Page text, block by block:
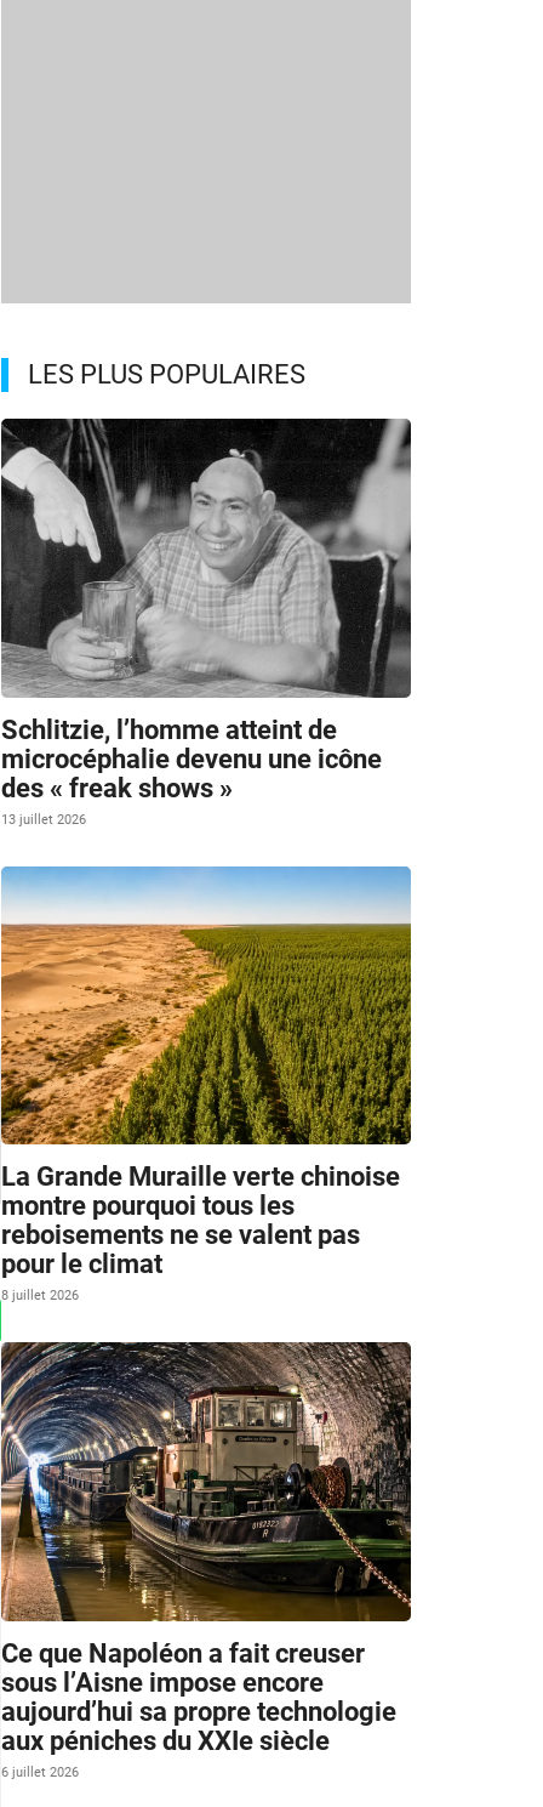
LES PLUS POPULAIRES
Schlitzie, l’homme atteint de
microcéphalie devenu une icône
des « freak shows »
13 juillet 2026
La Grande Muraille verte chinoise
montre pourquoi tous les
reboisements ne se valent pas
pour le climat
8 juillet 2026
Ce que Napoléon a fait creuser
sous l’Aisne impose encore
aujourd’hui sa propre technologie
aux péniches du XXIe siècle
6 juillet 2026